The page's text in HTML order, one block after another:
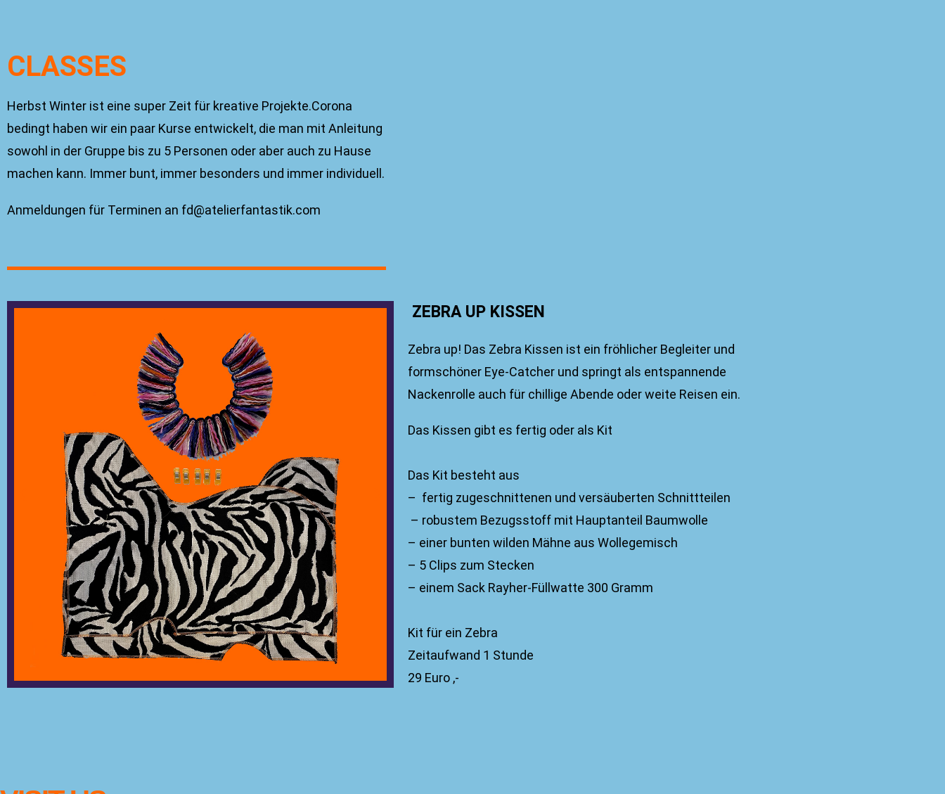
CLASSES
Herbst Winter ist eine super Zeit für kreative Projekte.Corona
bedingt haben wir ein paar Kurse entwickelt, die man mit Anleitung
sowohl in der Gruppe bis zu 5 Personen oder aber auch zu Hause
machen kann. Immer bunt, immer besonders und immer individuell.
Anmeldungen für Terminen an fd@atelierfantastik.com
ZEBRA UP KISSEN
Zebra up! Das Zebra Kissen ist ein fröhlicher Begleiter und
formschöner Eye-Catcher und springt als entspannende
Nackenrolle auch für chillige Abende oder weite Reisen ein.
Das Kissen gibt es fertig oder als Kit
Das Kit besteht aus
– fertig zugeschnittenen und versäuberten Schnittteilen
– robustem Bezugsstoff mit Hauptanteil Baumwolle
– einer bunten wilden Mähne aus Wollegemisch
– 5 Clips zum Stecken
– einem Sack Rayher-Füllwatte 300 Gramm
Kit für ein Zebra
Zeitaufwand 1 Stunde
29 Euro ,-